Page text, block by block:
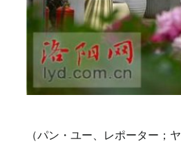
（パン・ユー、レポーター；